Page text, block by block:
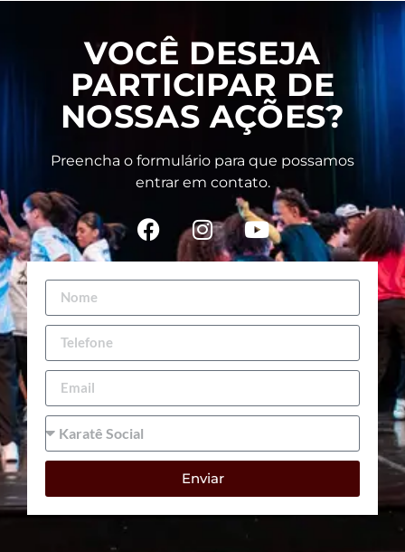
VOCÊ DESEJA
PARTICIPAR DE
NOSSAS AÇÕES?
Preencha o formulário para que possamos
entrar em contato.
Enviar